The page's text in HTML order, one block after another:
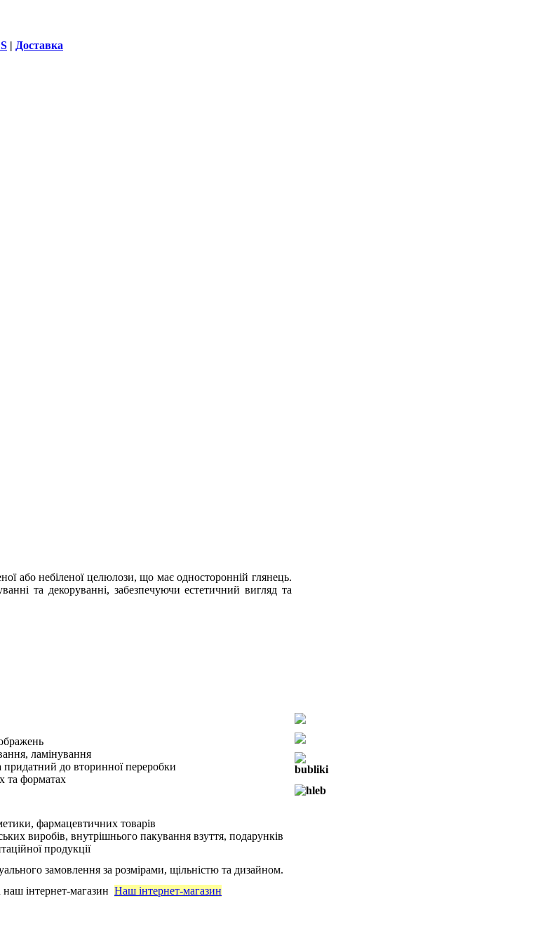
| Доставка
або небіленої целюлози, що має односторонній глянець.
та декоруванні, забезпечуючи естетичний вигляд та
ламінування
придатний до вторинної переробки
та форматах
фармацевтичних товарів
виробів, внутрішнього пакування взуття, подарунків
продукції
замовлення за розмірами, щільністю та дизайном.
наш інтернет-магазин Наш інтернет-магазин